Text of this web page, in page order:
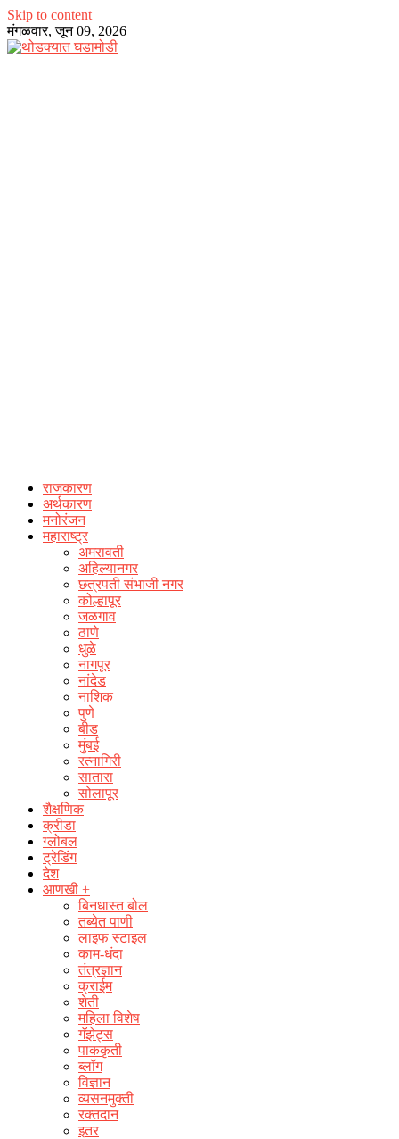
Skip to content
मंगळवार, जून 09, 2026
राजकारण
अर्थकारण
मनोरंजन
महाराष्ट्र
अमरावती
अहिल्यानगर
छत्रपती संभाजी नगर
कोल्हापूर
जळगाव
ठाणे
धुळे
नागपूर
नांदेड
नाशिक
पुणे
बीड
मुंबई
रत्नागिरी
सातारा
सोलापूर
शैक्षणिक
क्रीडा
ग्लोबल
ट्रेडिंग
देश
आणखी +
बिनधास्त बोल
तब्येत पाणी
लाइफ स्टाइल
काम-धंदा
तंत्रज्ञान
क्राईम
शेती
महिला विशेष
गॅझेट्स
पाककृती
ब्लॉग
विज्ञान
व्यसनमुक्ती
रक्‍तदान
इतर